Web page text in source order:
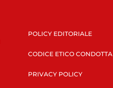
POLICY EDITORIALE
CODICE ETICO CONDOTTA
PRIVACY POLICY